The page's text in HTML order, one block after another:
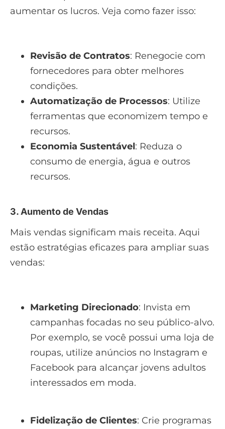
aumentar os lucros. Veja como fazer isso:
Revisão de Contratos: Renegocie com
fornecedores para obter melhores
condições.
Automatização de Processos: Utilize
ferramentas que economizem tempo e
recursos.
Economia Sustentável: Reduza o
consumo de energia, água e outros
recursos.
3. Aumento de Vendas
Mais vendas significam mais receita. Aqui
estão estratégias eficazes para ampliar suas
vendas:
Marketing Direcionado: Invista em
campanhas focadas no seu público-alvo.
Por exemplo, se você possui uma loja de
roupas, utilize anúncios no Instagram e
Facebook para alcançar jovens adultos
interessados em moda.
Fidelização de Clientes: Crie programas